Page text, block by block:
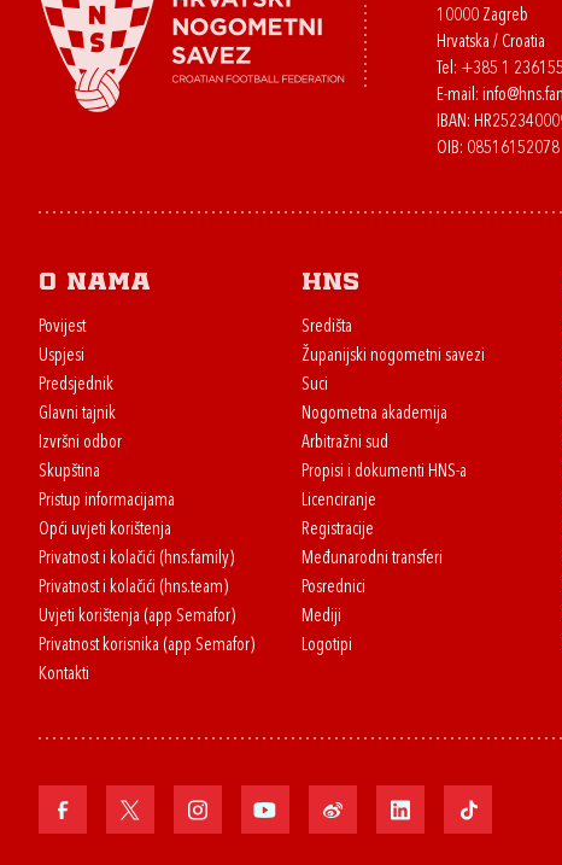
10000 Zagreb
Hrvatska / Croatia
Tel: +385 1
E-mail:
IBAN:
OIB: 08516152078
O nama
Povijest
Uspjesi
Predsjednik
Glavni tajnik
Izvršni odbor
Skupština
Pristup informacijama
Opći uvjeti korištenja
Privatnost i kolačići (hns.family)
Privatnost i kolačići (hns.team)
Uvjeti korištenja (app Semafor)
Privatnost korisnika (app Semafor)
Kontakti
HNS
Središta
Županijski nogometni savezi
Suci
Nogometna akademija
Arbitražni sud
Propisi i dokumenti HNS-a
Licenciranje
Registracije
Međunarodni transferi
Posrednici
Mediji
Logotipi